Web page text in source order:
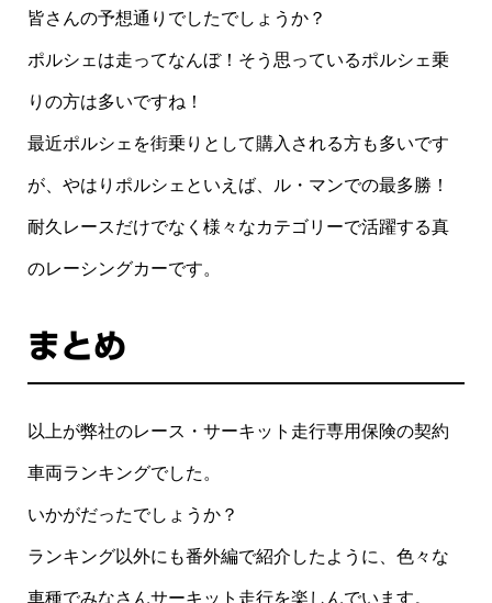
皆さんの予想通りでしたでしょうか？
ポルシェは走ってなんぼ！そう思っているポルシェ乗
りの方は多いですね！
最近ポルシェを街乗りとして購入される方も多いです
が、やはりポルシェといえば、ル・マンでの最多勝！
耐久レースだけでなく様々なカテゴリーで活躍する真
のレーシングカーです。
まとめ
以上が弊社のレース・サーキット走行専用保険の契約
車両ランキングでした。
いかがだったでしょうか？
ランキング以外にも番外編で紹介したように、色々な
車種でみなさんサーキット走行を楽しんでいます。